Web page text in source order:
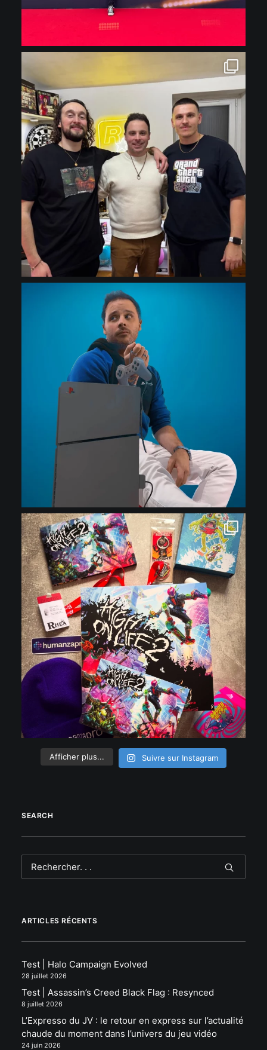
Afficher plus... Suivre sur Instagram
SEARCH
ARTICLES RÉCENTS
Test | Halo Campaign Evolved
28 juillet 2026
Test | Assassin’s Creed Black Flag : Resynced
8 juillet 2026
L’Expresso du JV : le retour en express sur l’actualité
chaude du moment dans l’univers du jeu vidéo
24 juin 2026